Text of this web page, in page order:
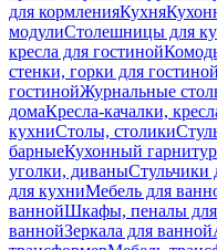
для кормленияКухня
модулиСтолешницы для
кресла для гостиной
стенки, горки для гостиной
гостинойЖурнальные
домаКресла-качалки,
кухниСтолы, столики
барныеКухонный гарнитур
уголки, диваныСтульчики
для кухниМебель для
ваннойШкафы, пеналы
ваннойЗеркала для ванной